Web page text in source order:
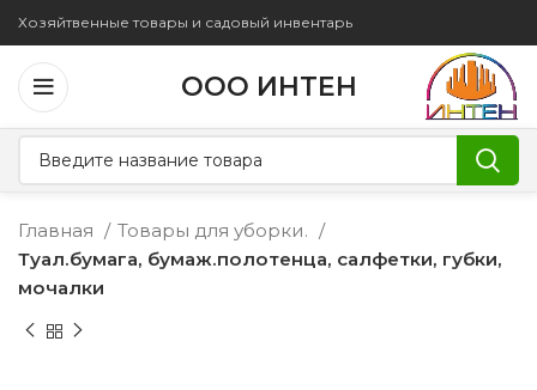
Хозяйтвенные товары и садовый инвентарь
ООО ИНТЕН
Главная
Товары для уборки.
Туал.бумага, бумаж.полотенца, салфетки, губки,
мочалки